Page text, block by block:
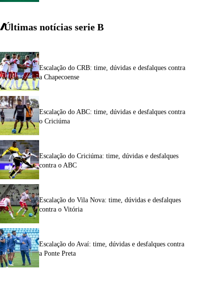
Últimas notícias serie B
Escalação do CRB: time, dúvidas e desfalques contra
a Chapecoense
Escalação do ABC: time, dúvidas e desfalques contra
o Criciúma
Escalação do Criciúma: time, dúvidas e desfalques
contra o ABC
Escalação do Vila Nova: time, dúvidas e desfalques
contra o Vitória
Escalação do Avaí: time, dúvidas e desfalques contra
a Ponte Preta